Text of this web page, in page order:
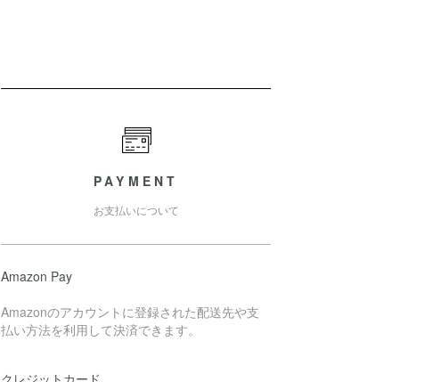
PAYMENT
お支払いについて
Amazon Pay
Amazonのアカウントに登録された配送先や支
払い方法を利用して決済できます。
クレジットカード